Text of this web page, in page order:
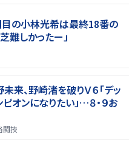
目の小林光希は最終18番の
難しかったー」
未来、野崎渚を破りＶ６「デッ
ピオンになりたい」…８・９お
闘技